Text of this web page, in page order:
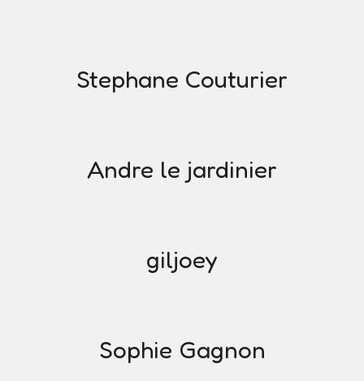
Stephane Couturier
Andre le jardinier
giljoey
Sophie Gagnon